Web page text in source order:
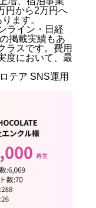
円から2万円へ
ます。
ライン・日経
掲載実績もあ
ラスです。費用
度において、最
テア SNS運用
理由
現状
のポイント
握する
きるか
極める
さ